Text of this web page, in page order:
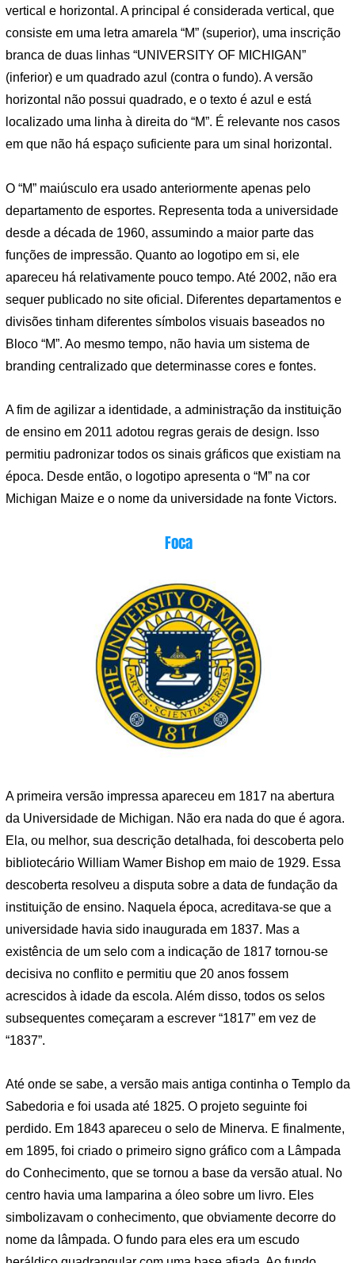
vertical e horizontal. A principal é considerada vertical, que
consiste em uma letra amarela “M” (superior), uma inscrição
branca de duas linhas “UNIVERSITY OF MICHIGAN”
(inferior) e um quadrado azul (contra o fundo). A versão
horizontal não possui quadrado, e o texto é azul e está
localizado uma linha à direita do “M”. É relevante nos casos
em que não há espaço suficiente para um sinal horizontal.
O “M” maiúsculo era usado anteriormente apenas pelo
departamento de esportes. Representa toda a universidade
desde a década de 1960, assumindo a maior parte das
funções de impressão. Quanto ao logotipo em si, ele
apareceu há relativamente pouco tempo. Até 2002, não era
sequer publicado no site oficial. Diferentes departamentos e
divisões tinham diferentes símbolos visuais baseados no
Bloco “M”. Ao mesmo tempo, não havia um sistema de
branding centralizado que determinasse cores e fontes.
A fim de agilizar a identidade, a administração da instituição
de ensino em 2011 adotou regras gerais de design. Isso
permitiu padronizar todos os sinais gráficos que existiam na
época. Desde então, o logotipo apresenta o “M” na cor
Michigan Maize e o nome da universidade na fonte Victors.
Foca
A primeira versão impressa apareceu em 1817 na abertura
da Universidade de Michigan. Não era nada do que é agora.
Ela, ou melhor, sua descrição detalhada, foi descoberta pelo
bibliotecário William Wamer Bishop em maio de 1929. Essa
descoberta resolveu a disputa sobre a data de fundação da
instituição de ensino. Naquela época, acreditava-se que a
universidade havia sido inaugurada em 1837. Mas a
existência de um selo com a indicação de 1817 tornou-se
decisiva no conflito e permitiu que 20 anos fossem
acrescidos à idade da escola. Além disso, todos os selos
subsequentes começaram a escrever “1817” em vez de
“1837”.
Até onde se sabe, a versão mais antiga continha o Templo da
Sabedoria e foi usada até 1825. O projeto seguinte foi
perdido. Em 1843 apareceu o selo de Minerva. E finalmente,
em 1895, foi criado o primeiro signo gráfico com a Lâmpada
do Conhecimento, que se tornou a base da versão atual. No
centro havia uma lamparina a óleo sobre um livro. Eles
simbolizavam o conhecimento, que obviamente decorre do
nome da lâmpada. O fundo para eles era um escudo